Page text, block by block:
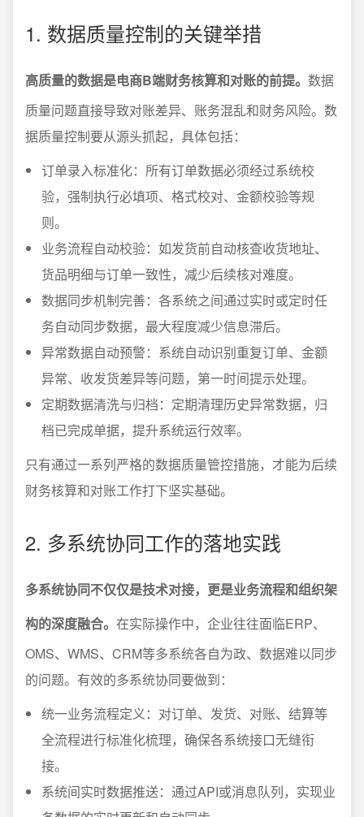
1. 数据质量控制的关键举措
高质量的数据是电商B端财务核算和对账的前提。 数据
质量问题直接导致对账差异、账务混乱和财务风险。数
据质量控制要从源头抓起，具体包括：
订单录入标准化：所有订单数据必须经过系统校
验，强制执行必填项、格式校对、金额校验等规
则。
业务流程自动校验：如发货前自动核查收货地址、
货品明细与订单一致性，减少后续核对难度。
数据同步机制完善：各系统之间通过实时或定时任
务自动同步数据，最大程度减少信息滞后。
异常数据自动预警：系统自动识别重复订单、金额
异常、收发货差异等问题，第一时间提示处理。
定期数据清洗与归档：定期清理历史异常数据，归
档已完成单据，提升系统运行效率。
只有通过一系列严格的数据质量管控措施，才能为后续
财务核算和对账工作打下坚实基础。
2. 多系统协同工作的落地实践
多系统协同不仅仅是技术对接，更是业务流程和组织架
构的深度融合。 在实际操作中，企业往往面临ERP、
OMS、WMS、CRM等多系统各自为政、数据难以同步
的问题。有效的多系统协同要做到：
统一业务流程定义：对订单、发货、对账、结算等
全流程进行标准化梳理，确保各系统接口无缝衔
接。
系统间实时数据推送：通过API或消息队列，实现业